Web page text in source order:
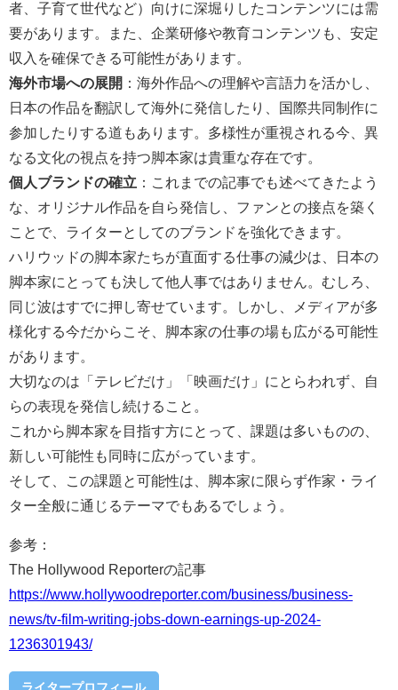
者、子育て世代など）向けに深堀りしたコンテンツには需
要があります。また、企業研修や教育コンテンツも、安定
収入を確保できる可能性があります。
海外市場への展開 ：海外作品への理解や言語力を活かし、
日本の作品を翻訳して海外に発信したり、国際共同制作に
参加したりする道もあります。多様性が重視される今、異
なる文化の視点を持つ脚本家は貴重な存在です。
個人ブランドの確立 ：これまでの記事でも述べてきたよう
な、オリジナル作品を自ら発信し、ファンとの接点を築く
ことで、ライターとしてのブランドを強化できます。
ハリウッドの脚本家たちが直面する仕事の減少は、日本の
脚本家にとっても決して他人事ではありません。むしろ、
同じ波はすでに押し寄せています。しかし、メディアが多
様化する今だからこそ、脚本家の仕事の場も広がる可能性
があります。
大切なのは「テレビだけ」「映画だけ」にとらわれず、自
らの表現を発信し続けること。
これから脚本家を目指す方にとって、課題は多いものの、
新しい可能性も同時に広がっています。
そして、この課題と可能性は、脚本家に限らず作家・ライ
ター全般に通じるテーマでもあるでしょう。
参考：
The Hollywood Reporterの記事
https://www.hollywoodreporter.com/business/business-
news/tv-film-writing-jobs-down-earnings-up-2024-
1236301943/
ライタープロフィール